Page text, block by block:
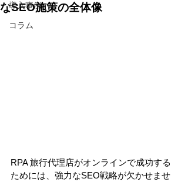
導入事例
コラム
なSEO施策の全体像
RPA 旅行代理店がオンラインで成功する
ためには、強力なSEO戦略が欠かせませ